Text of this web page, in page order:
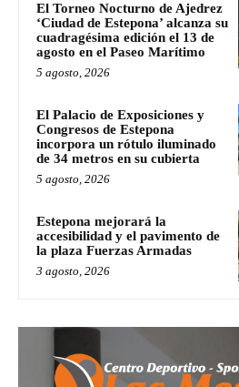
El Torneo Nocturno de Ajedrez
‘Ciudad de Estepona’ alcanza su
cuadragésima edición el 13 de
agosto en el Paseo Marítimo
5 agosto, 2026
El Palacio de Exposiciones y
Congresos de Estepona
incorpora un rótulo iluminado
de 34 metros en su cubierta
5 agosto, 2026
Estepona mejorará la
accesibilidad y el pavimento de
la plaza Fuerzas Armadas
3 agosto, 2026